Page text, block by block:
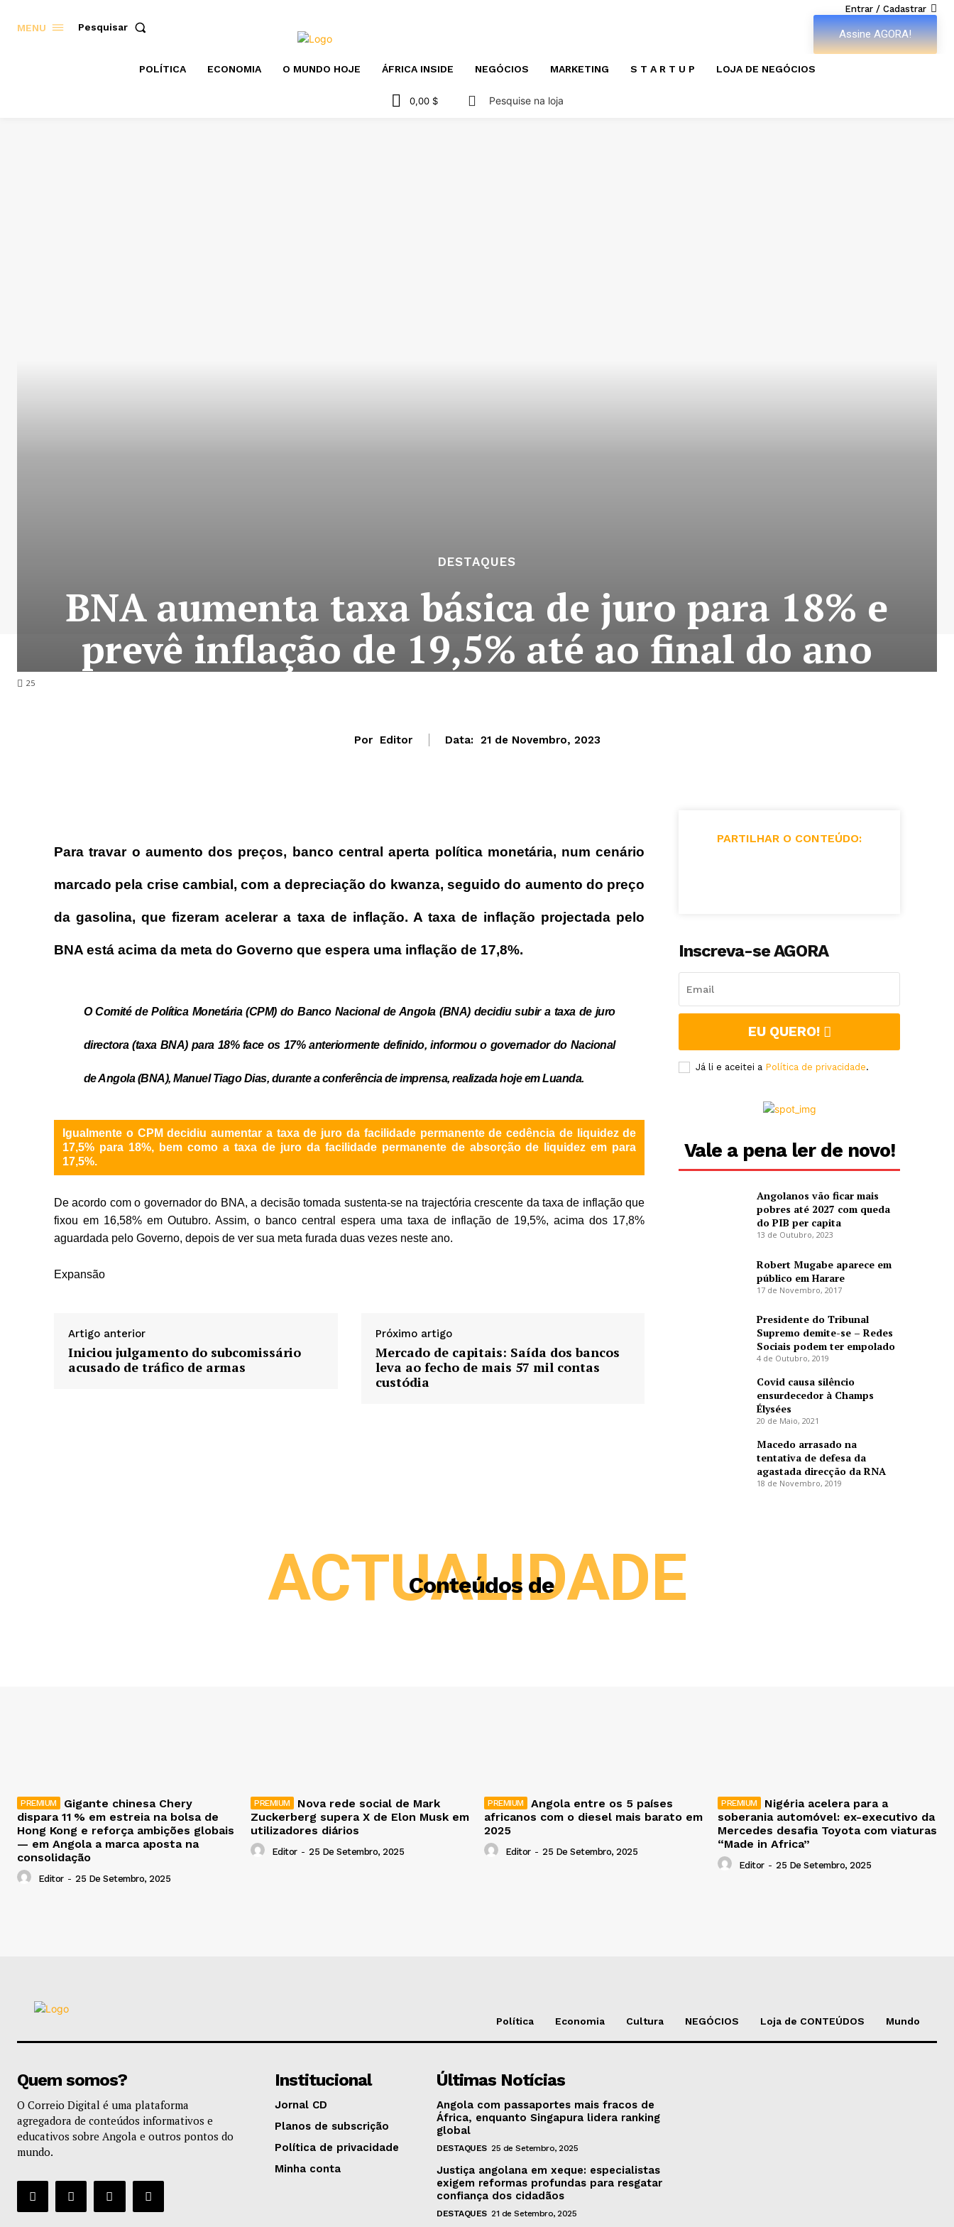
MENU Pesquisar
Entrar / Cadastrar
Assine AGORA!
POLÍTICA ECONOMIA O MUNDO HOJE ÁFRICA INSIDE NEGÓCIOS MARKETING S T A R T U P LOJA DE NEGÓCIOS
0,00 $ Pesquise na loja
25
DESTAQUES
BNA aumenta taxa básica de juro para 18% e
prevê inflação de 19,5% até ao final do ano
Por Editor Data: 21 de Novembro, 2023
Para travar o aumento dos preços, banco central aperta política monetária, num cenário
marcado pela crise cambial, com a depreciação do kwanza, seguido do aumento do preço
da gasolina, que fizeram acelerar a taxa de inflação. A taxa de inflação projectada pelo
BNA está acima da meta do Governo que espera uma inflação de 17,8%.
O Comité de Política Monetária (CPM) do Banco Nacional de Angola (BNA) decidiu subir a taxa de juro
directora (taxa BNA) para 18% face os 17% anteriormente definido, informou o governador do Nacional
de Angola (BNA), Manuel Tiago Dias, durante a conferência de imprensa, realizada hoje em Luanda.
Igualmente o CPM decidiu aumentar a taxa de juro da facilidade permanente de cedência de liquidez de
17,5% para 18%, bem como a taxa de juro da facilidade permanente de absorção de liquidez em para
17,5%.
De acordo com o governador do BNA, a decisão tomada sustenta-se na trajectória crescente da taxa de inflação que
fixou em 16,58% em Outubro. Assim, o banco central espera uma taxa de inflação de 19,5%, acima dos 17,8%
aguardada pelo Governo, depois de ver sua meta furada duas vezes neste ano.
Expansão
Artigo anterior
Iniciou julgamento do subcomissário
acusado de tráfico de armas
Próximo artigo
Mercado de capitais: Saída dos bancos
leva ao fecho de mais 57 mil contas
custódia
PARTILHAR O CONTEÚDO:
Inscreva-se AGORA
EU QUERO!
Já li e aceitei a Política de privacidade.
Vale a pena ler de novo!
Angolanos vão ficar mais
pobres até 2027 com queda
do PIB per capita
13 de Outubro, 2023
Robert Mugabe aparece em
público em Harare
17 de Novembro, 2017
Presidente do Tribunal
Supremo demite-se – Redes
Sociais podem ter empolado
4 de Outubro, 2019
Covid causa silêncio
ensurdecedor à Champs
Élysées
20 de Maio, 2021
Macedo arrasado na
tentativa de defesa da
agastada direcção da RNA
18 de Novembro, 2019
Conteúdos de
ACTUALIDADE
Gigante chinesa Chery
dispara 11 % em estreia na bolsa de
Hong Kong e reforça ambições globais
— em Angola a marca aposta na
consolidação
Editor - 25 De Setembro, 2025
Nova rede social de Mark
Zuckerberg supera X de Elon Musk em
utilizadores diários
Editor - 25 De Setembro, 2025
Angola entre os 5 países
africanos com o diesel mais barato em
2025
Editor - 25 De Setembro, 2025
Nigéria acelera para a
soberania automóvel: ex-executivo da
Mercedes desafia Toyota com viaturas
“Made in Africa”
Editor - 25 De Setembro, 2025
Política Economia Cultura NEGÓCIOS Loja de CONTEÚDOS Mundo
Quem somos?
O Correio Digital é uma plataforma
agregadora de conteúdos informativos e
educativos sobre Angola e outros pontos do
mundo.
Institucional
Jornal CD
Planos de subscrição
Política de privacidade
Minha conta
Últimas Notícias
Angola com passaportes mais fracos de
África, enquanto Singapura lidera ranking
global
DESTAQUES 25 de Setembro, 2025
Justiça angolana em xeque: especialistas
exigem reformas profundas para resgatar
confiança dos cidadãos
DESTAQUES 21 de Setembro, 2025